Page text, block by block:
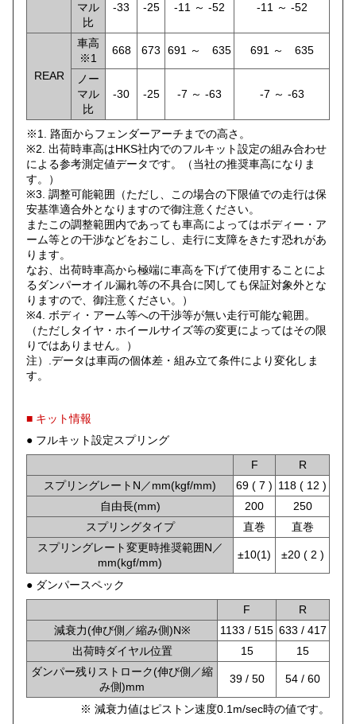
マル
比
-33 -25 -11 ～ -52 -11 ～ -52
REAR
車高
※1
668 673 691 ～ 635 691 ～ 635
ノー
マル
比
-30 -25 -7 ～ -63 -7 ～ -63
※1. 路面からフェンダーアーチまでの高さ。
※2. 出荷時車高はHKS社内でのフルキット設定の組み合わせ
による参考測定値データです。（当社の推奨車高になりま
す。）
※3. 調整可能範囲（ただし、この場合の下限値での走行は保
安基準適合外となりますので御注意ください。
またこの調整範囲内であっても車高によってはボディー・ア
ーム等との干渉などをおこし、走行に支障をきたす恐れがあ
ります。
なお、出荷時車高から極端に車高を下げて使用することによ
るダンパーオイル漏れ等の不具合に関しても保証対象外とな
りますので、御注意ください。）
※4. ボディ・アーム等への干渉等が無い走行可能な範囲。
（ただしタイヤ・ホイールサイズ等の変更によってはその限
りではありません。）
注）.データは車両の個体差・組み立て条件により変化しま
す。
■ キット情報
● フルキット設定スプリング
F
R
スプリングレートN／mm(kgf/mm)
69 ( 7 ) 118 ( 12 )
自由長(mm)
200
250
スプリングタイプ
直巻
直巻
スプリングレート変更時推奨範囲N／
mm(kgf/mm)
±10(1) ±20 ( 2 )
● ダンパースペック
F
R
減衰力(伸び側／縮み側)N※
1133 / 515 633 / 417
出荷時ダイヤル位置
15
15
ダンパー残りストローク(伸び側／縮
み側)mm
39 / 50 54 / 60
※ 減衰力値はピストン速度0.1m/sec時の値です。